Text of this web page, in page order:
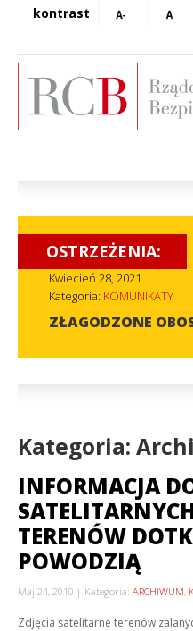
kontrast
OSTRZEŻENIA:
Kwiecień 28, 2021
Kategoria: KOMUNIKATY
ZŁAGODZONE
Kategoria:
INFORMACJA
TERENÓW
POWODZIĄ
Maj 24, 2010 Kategoria: ARCHIWUM,
Zdjęcia satelitarne terenów